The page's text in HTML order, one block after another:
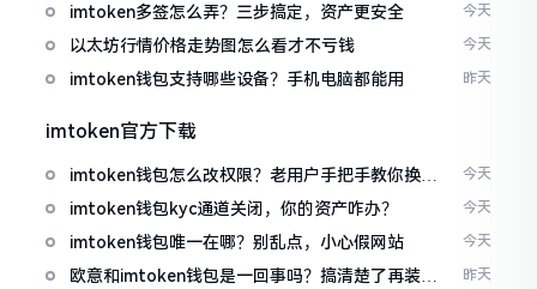
imtoken多签怎么弄？三步搞定，资产更安全 今天
以太坊行情价格走势图怎么看才不亏钱 今天
imtoken钱包支持哪些设备？手机电脑都能用 昨天
imtoken官方下载
imtoken钱包怎么改权限？老用户手把手教你换主
人
今天
imtoken钱包kyc通道关闭，你的资产咋办？ 今天
imtoken钱包唯一在哪？别乱点，小心假网站 今天
欧意和imtoken钱包是一回事吗？搞清楚了再装钱
昨天